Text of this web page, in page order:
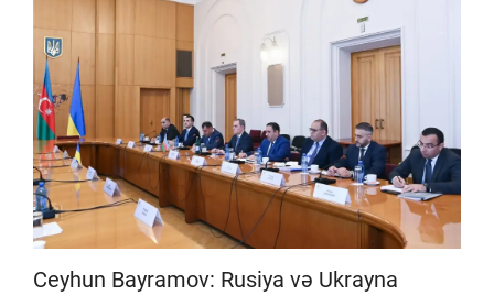
Ceyhun Bayramov: Rusiya və Ukrayna